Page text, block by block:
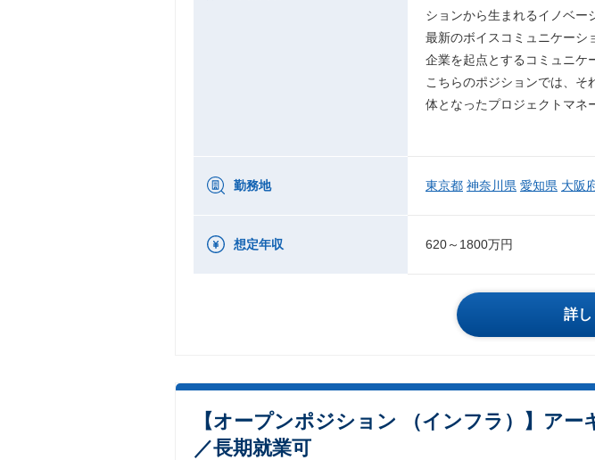
ションから生まれるイノベー
最新のボイスコミュニケーシ
企業を起点とするコミュニケ
こちらのポジションでは、
体となったプロジェクトマネ
勤務地 東京都 神奈川県 愛知県 大阪
想定年収 620～1800万円
詳し
【オープンポジション （インフラ）】ア
／長期就業可